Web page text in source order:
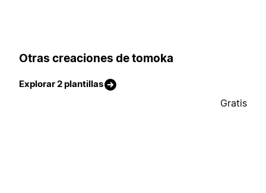
Otras creaciones de tomoka
Explorar 2 plantillas
Gratis